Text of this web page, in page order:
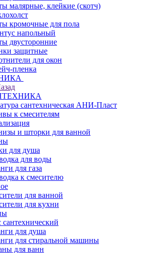
малярные, клейкие (скотч)
кромочные для пола
напольный
двусторонние
защитные
для окон
пленка
сантехническая АНИ-Пласт
к смесителям
и шторки для ванной
для душа
для воды
для газа
к смесителю
для ванной
для кухни
сантехнический
для душа
для стиральной машины
для ванн